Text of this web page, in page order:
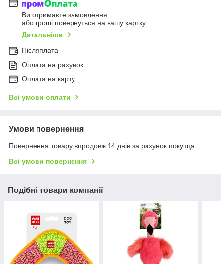
Ви отримаєте замовлення
або гроші повернуться на вашу картку
Детальніше
Післяплата
Оплата на рахунок
Оплата на карту
Всі умови оплати
Умови повернення
Повернення товару впродовж 14 днів за рахунок покупця
Всі умови повернення
Подібні товари компанії